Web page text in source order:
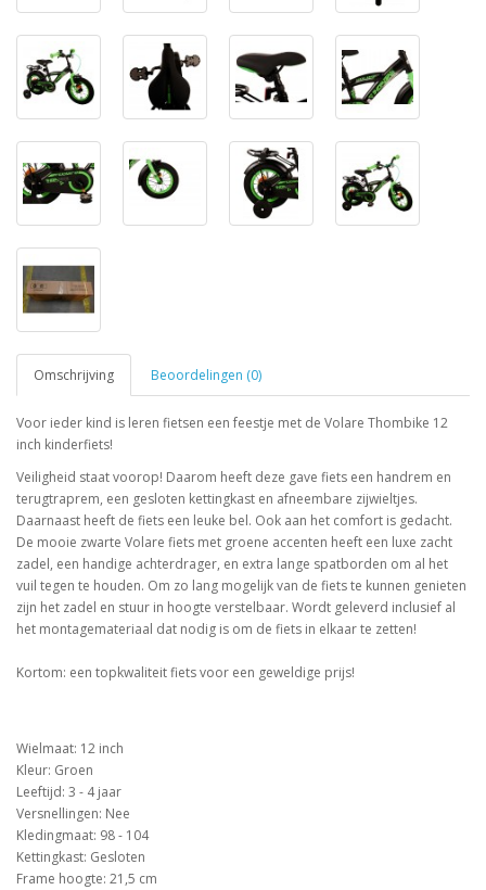
Omschrijving Beoordelingen (0)
Voor ieder kind is leren fietsen een feestje met de Volare Thombike 12
inch kinderfiets!
Veiligheid staat voorop! Daarom heeft deze gave fiets een handrem en
terugtraprem, een gesloten kettingkast en afneembare zijwieltjes.
Daarnaast heeft de fiets een leuke bel. Ook aan het comfort is gedacht.
De mooie zwarte Volare fiets met groene accenten heeft een luxe zacht
zadel, een handige achterdrager, en extra lange spatborden om al het
vuil tegen te houden. Om zo lang mogelijk van de fiets te kunnen genieten
zijn het zadel en stuur in hoogte verstelbaar. Wordt geleverd inclusief al
het montagemateriaal dat nodig is om de fiets in elkaar te zetten!
Kortom: een topkwaliteit fiets voor een geweldige prijs!
Wielmaat: 12 inch
Kleur: Groen
Leeftijd: 3 - 4 jaar
Versnellingen: Nee
Kledingmaat: 98 - 104
Kettingkast: Gesloten
Frame hoogte: 21,5 cm